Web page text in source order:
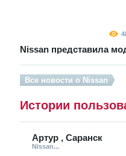
Nissan представила
Все новости о Nissan
Истории
Артур , Саранск
Nissan...